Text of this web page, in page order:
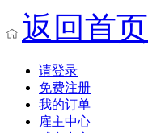
返回首页
请登录
免费注册
我的订单
雇主中心